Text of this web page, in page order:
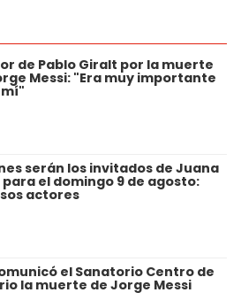
de Pablo Giralt por la muerte
Messi: "Era muy importante
serán los invitados de Juana
el domingo 9 de agosto:
actores
el Sanatorio Centro de
la muerte de Jorge Messi